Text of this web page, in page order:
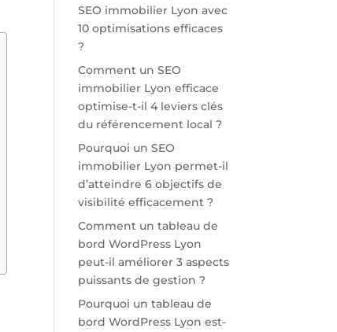
SEO immobilier Lyon avec
10 optimisations efficaces
?
Comment un SEO
immobilier Lyon efficace
optimise-t-il 4 leviers clés
du référencement local ?
Pourquoi un SEO
immobilier Lyon permet-il
d’atteindre 6 objectifs de
visibilité efficacement ?
Comment un tableau de
bord WordPress Lyon
peut-il améliorer 3 aspects
puissants de gestion ?
Pourquoi un tableau de
bord WordPress Lyon est-